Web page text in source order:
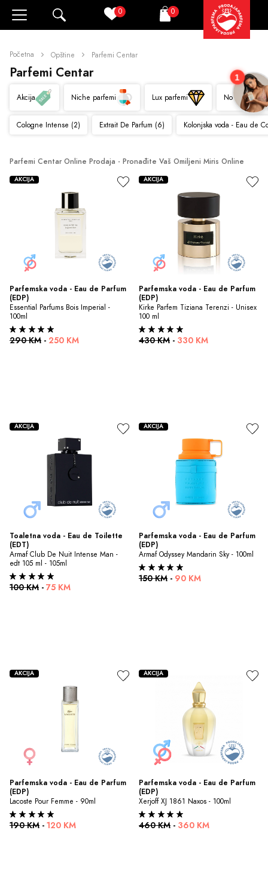
0 Korpa
0
Početna Opštine Parfemi Centar
Parfemi Centar
Akcija Niche parfemi Lux parfemi Novo
Cologne Intense (2) Extrait De Parfum (6) Kolonjska voda - Eau de
Parfemi Centar Online Prodaja - Pronađite Vaš Omiljeni Miris Online
Parfemska voda - Eau de Parfum
(EDP)
Essential Parfums Bois Imperial -
100ml
290 KM - 250 KM
AKCIJA
Parfemska voda - Eau de Parfum
(EDP)
Kirke Parfem Tiziana Terenzi - Unisex
100 ml
430 KM - 330 KM
AKCIJA
Toaletna voda - Eau de Toilette
(EDT)
Armaf Club De Nuit Intense Man -
edt 105 ml - 105ml
100 KM - 75 KM
AKCIJA
Parfemska voda - Eau de Parfum
(EDP)
Armaf Odyssey Mandarin Sky - 100ml
150 KM - 90 KM
AKCIJA
Parfemska voda - Eau de Parfum
(EDP)
Lacoste Pour Femme - 90ml
190 KM - 120 KM
AKCIJA
Parfemska voda - Eau de Parfum
(EDP)
Xerjoff XJ 1861 Naxos - 100ml
460 KM - 360 KM
AKCIJA
1